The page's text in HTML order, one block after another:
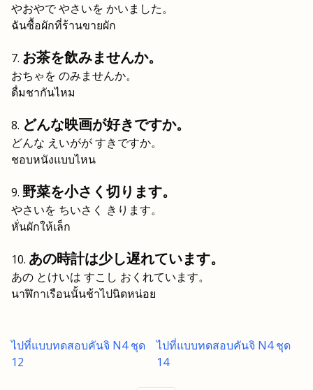
やおやで やさいを かいました。
ฉันซื้อผักที่ร้านขายผัก
お茶を飲みませんか。
おちゃを のみませんか。
ดื่มชากันไหม
どんな映画が好きですか。
どんな えいがが すきですか。
ชอบหนังแบบไหน
野菜を小さく切ります。
やさいを ちいさく きります。
หั่นผักให้เล็ก
あの時計は少し遅れています。
あの とけいは すこし おくれています。
นาฬิกาเรือนนั้นช้าไปนิดหน่อย
ไปที่แบบทดสอบคันจิ N4 ชุด
12
ไปที่แบบทดสอบคันจิ N4 ชุด
14